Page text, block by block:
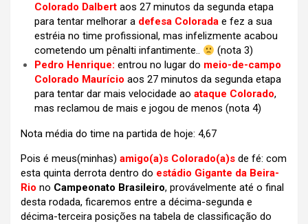
Colorado Dalbert aos 27 minutos da segunda etapa
para tentar melhorar a defesa Colorada e fez a sua
estréia no time profissional, mas infelizmente acabou
cometendo um pênalti infantimente..
(nota 3)
Pedro Henrique: entrou no lugar do meio-de-campo
Colorado Maurício aos 27 minutos da segunda etapa
para tentar dar mais velocidade ao ataque Colorado,
mas reclamou de mais e jogou de menos (nota 4)
Nota média do time na partida de hoje: 4,67
Pois é meus(minhas) amigo(a)s Colorado(a)s de fé: com
esta quinta derrota dentro do estádio Gigante da Beira-
Rio no Campeonato Brasileiro, provávelmente até o final
desta rodada, ficaremos entre a décima-segunda e
décima-terceira posições na tabela de classificação do